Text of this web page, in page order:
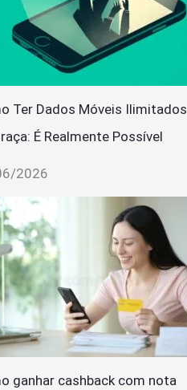
Ter Dados Móveis Ilimitados
É Realmente Possível
2026
ganhar cashback com nota